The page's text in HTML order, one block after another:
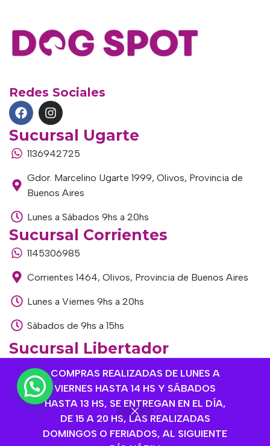
COMPRAS REALIZADAS DE LUNES A
VIERNES HASTA 14 HS Y SÁBADOS
HASTA 13 HS, SE ENTREGAN EN EL DÍA,
DE 15 A 20 HS, LAS REALIZADAS
DOMINGOS O FERIADOS, AL SIGUIENTE
Redes Sociales
Sucursal Ugarte
1136942725
Gdor. Marcelino Ugarte 1999, Olivos, Provincia de
Buenos Aires
Lunes a Sábados 9hs a 20hs
Sucursal Corrientes
1145306985
Corrientes 1464, Olivos, Provincia de Buenos Aires
Lunes a Viernes 9hs a 20hs
Sábados de 9hs a 15hs
Sucursal Libertador
1168893524
Av. del Libertador 1915, Vte. López, Provincia de
Buenos Aires
Lunes a Viernes de 9hs a 13hs / 16hs a 20hs